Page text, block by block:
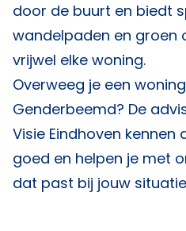
door de buurt en biedt
wandelpaden en groen
vrijwel elke woning.
Overweeg je een
Genderbeemd? De
Visie Eindhoven kennen
goed en helpen je met
dat past bij jouw